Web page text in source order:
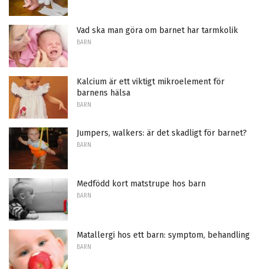
Vad ska man göra om barnet har tarmkolik
BARN
Kalcium är ett viktigt mikroelement för
barnens hälsa
BARN
Jumpers, walkers: är det skadligt för barnet?
BARN
Medfödd kort matstrupe hos barn
BARN
Matallergi hos ett barn: symptom, behandling
BARN